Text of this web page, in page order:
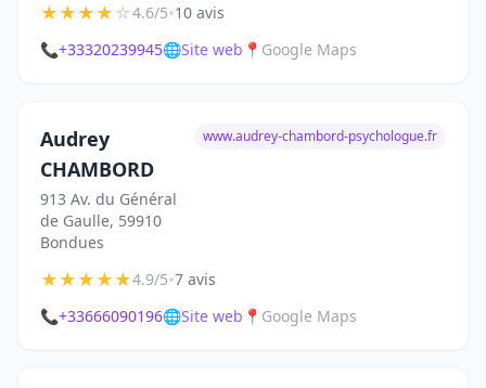
★★★★☆4.6/5•10 avis
📞+33320239945🌐Site web 📍 Google Maps
Audrey
CHAMBORD
913 Av. du Général
de Gaulle, 59910
Bondues
www.audrey-chambord-psychologue.fr
★★★★★4.9/5•7 avis
📞+33666090196🌐Site web 📍 Google Maps